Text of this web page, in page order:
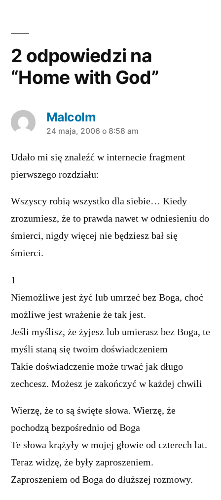
2 odpowiedzi na
“Home with God”
Malcolm
komentarz:
24 maja, 2006 o 8:58 am
Udało mi się znaleźć w internecie fragment
pierwszego rozdziału:
Wszyscy robią wszystko dla siebie… Kiedy
zrozumiesz, że to prawda nawet w odniesieniu do
śmierci, nigdy więcej nie będziesz bał się
śmierci.
1
Niemożliwe jest żyć lub umrzeć bez Boga, choć
możliwe jest wrażenie że tak jest.
Jeśli myślisz, że żyjesz lub umierasz bez Boga, te
myśli staną się twoim doświadczeniem
Takie doświadczenie może trwać jak długo
zechcesz. Możesz je zakończyć w każdej chwili
Wierzę, że to są święte słowa. Wierzę, że
pochodzą bezpośrednio od Boga
Te słowa krążyły w mojej głowie od czterech lat.
Teraz widzę, że były zaproszeniem.
Zaproszeniem od Boga do dłuższej rozmowy.